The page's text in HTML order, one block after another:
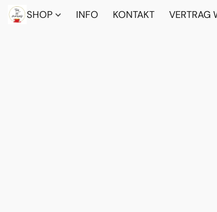
SHOP INFO KONTAKT VERTRAG